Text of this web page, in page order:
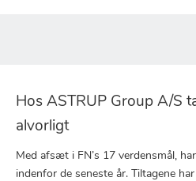
Hos ASTRUP Group A/S
alvorligt
Med afsæt i FN’s 17 verdensmål,
indenfor de seneste år. Tiltagene